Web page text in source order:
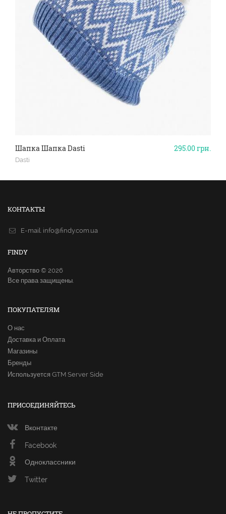
295.00грн.
Шапка Шапка Dasti
Dasti
КОНТАКТЫ
E-mail. info@findy.com.ua
FINDY
Авторство © 2026
Все права защищены.
ПОКУПАТЕЛЯМ
О нас
Доставка и Оплата
Магазины
Бренды
Используется GTM Server Side
ПРИСОЕДИНЯЙТЕСЬ
Вконтакте
Facebook
Одноклассники
Twitter